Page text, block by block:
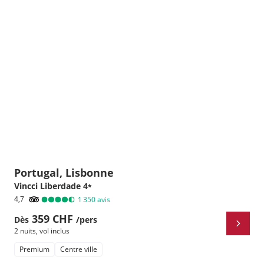
Portugal, Lisbonne
Vincci Liberdade 4*
4,7 1 350avis
Dès 359 CHF /pers
2 nuits, vol inclus
Premium
Centre ville